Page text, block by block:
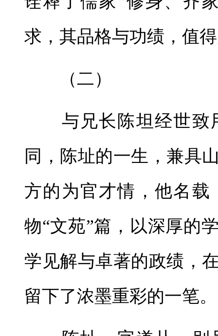
求，其品格与功绩，值
（二）
与兄长陈坦经世致
同，陈址的一生，兼具
方的为官才情，他名
物“文苑”篇，以深厚的
学见解与卓著的政绩，
留下了浓墨重彩的一笔。